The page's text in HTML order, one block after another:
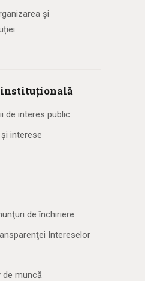
și
instituțională
de interes public
interese
de închiriere
Intereselor
muncă